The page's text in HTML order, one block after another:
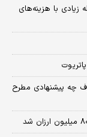
زیادی با هزینه‌های
چه پیشنهادی مطرح